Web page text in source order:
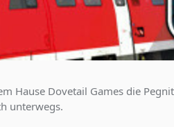
Hause Dovetail Games die
unterwegs.